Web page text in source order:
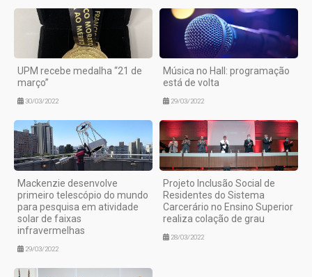
UPM recebe medalha “21 de
março”
30/03/2022
Música no Hall: programação
está de volta
29/03/2022
Mackenzie desenvolve
primeiro telescópio do mundo
para pesquisa em atividade
solar de faixas
infravermelhas
29/03/2022
Projeto Inclusão Social de
Residentes do Sistema
Carcerário no Ensino Superior
realiza colação de grau
28/03/2022